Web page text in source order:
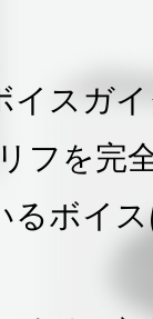
スガ
フを完
るボイ